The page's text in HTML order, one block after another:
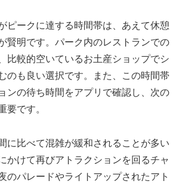
ピークに達する時間帯は、あえて休憩
賢明です。パーク内のレストランでの
比較的空いているお土産ショップでシ
のも良い選択です。また、この時間帯
ンの待ち時間をアプリで確認し、次の
要です。
に比べて混雑が緩和されることが多い
かけて再びアトラクションを回るチャ
のパレードやライトアップされたアト